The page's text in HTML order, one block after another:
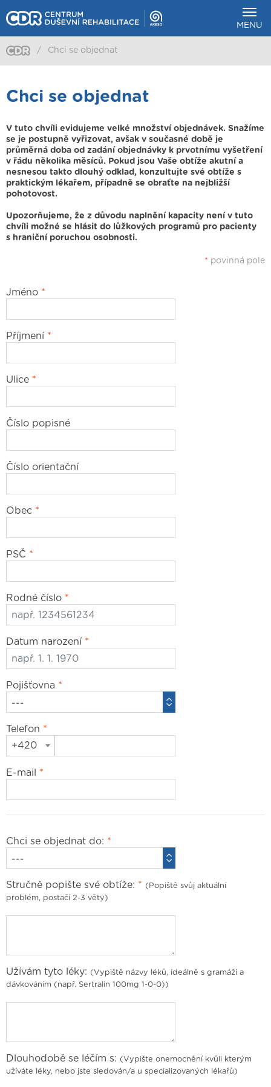
MENU
/ Chci se objednat
Chci se objednat
V tuto chvíli evidujeme velké množství objednávek. Snažíme
se je postupně vyřizovat, avšak v současné době je
průměrná doba od zadání objednávky k prvotnímu vyšetření
v řádu několika měsíců. Pokud jsou Vaše obtíže akutní a
nesnesou takto dlouhý odklad, konzultujte své obtíže s
praktickým lékařem, případně se obraťte na nejbližší
pohotovost.
Upozorňujeme, že z důvodu naplnění kapacity není v tuto
chvíli možné se hlásit do lůžkových programů pro pacienty
s hraniční poruchou osobnosti.
* povinná pole
Jméno *
Příjmení *
Ulice *
Číslo popisné
Číslo orientační
Obec *
PSČ *
Rodné číslo *
Datum narození *
Pojišťovna *
Telefon *
+420
E-mail *
Chci se objednat do: *
Stručně popište své obtíže: * (Popiště svůj aktuální
problém, postačí 2-3 věty)
Užívám tyto léky: (Vypiště názvy léků, ideálně s gramáží a
dávkováním (např. Sertralin 100mg 1-⁠0-⁠0))
Dlouhodobě se léčím s: (Vypište onemocnění kvůli kterým
užíváte léky, nebo jste sledován/a u specializovaných lékařů)